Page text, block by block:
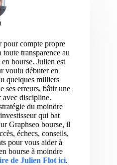
pour compte propre
transparence au
bourse. Julien est
voulu débuter en
quelques milliers
ses erreurs, bâtir une
avec discipline.
du moindre
qui bat
Graphseo bourse, il
échecs, conseils,
pour vous aider à
bourse à moindre
de Julien Flot ici.